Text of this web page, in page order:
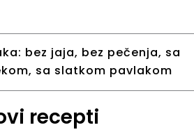
bez jaja, bez pečenja, sa
, sa slatkom pavlakom
recepti